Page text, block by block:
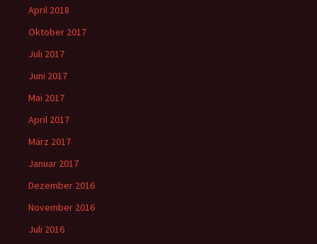
April 2018
Oktober 2017
Juli 2017
Juni 2017
Mai 2017
April 2017
März 2017
Januar 2017
Dezember 2016
November 2016
Juli 2016